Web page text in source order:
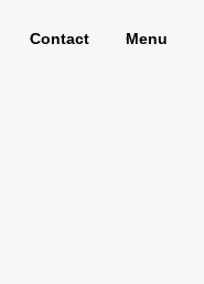
Contact Menu